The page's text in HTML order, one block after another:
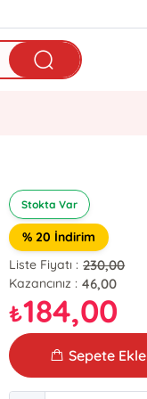
Stokta Var
% 20 İndirim
Liste Fiyatı : 230,00
Kazancınız : 46,00
₺184,00
Sepete Ekle